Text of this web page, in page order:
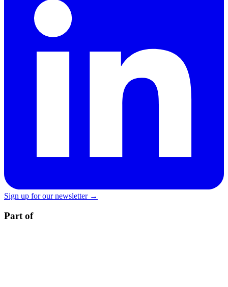
Sign up for our newsletter →
Part of